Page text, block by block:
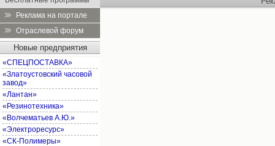
Реклама на портале
Отраслевой форум
Новые предприятия
«СПЕЦПОСТАВКА»
«Златоустовский часовой
завод»
«Лантан»
«Резинотехника»
«Волчематьев А.Ю.»
«Электроресурс»
«СК-Полимеры»